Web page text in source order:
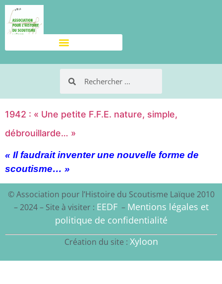
1942 : « Une petite F.F.E. nature, simple,
débrouillarde… »
« Il faudrait inventer une nouvelle forme de
scoutisme… »
© Association pour l’Histoire du Scoutisme Laïque 2010
– 2024 – Site à visiter : EEDF– Mentions légales et
politique de confidentialité
Création du site : Xyloon